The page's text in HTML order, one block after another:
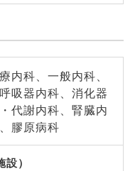
内科、一般内科、
吸器内科、消化器
代謝内科、腎臓内
膠原病科
）